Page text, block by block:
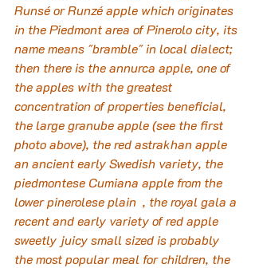
Runsé or Runzé apple which originates
in the Piedmont area of Pinerolo city, its
name means "bramble" in local dialect;
then there is the annurca apple, one of
the apples with the greatest
concentration of properties beneficial,
the large granube apple (see the first
photo above), the red astrakhan apple
an ancient early Swedish variety, the
piedmontese Cumiana apple from the
lower pinerolese plain  , the royal gala a
recent and early variety of red apple
sweetly juicy small sized is probably
the most popular meal for children, the